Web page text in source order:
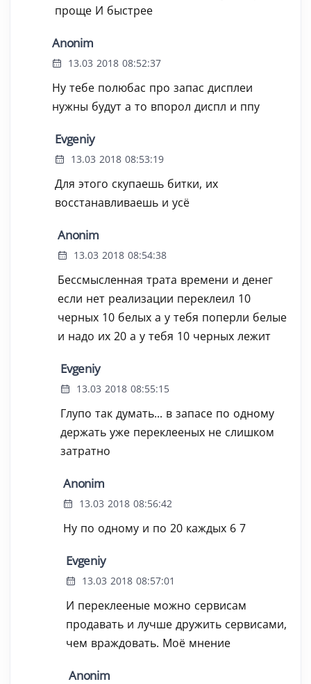
проще И быстрее
Anonim
13.03 2018 08:52:37
Ну тебе полюбас про запас дисплеи
нужны будут а то впорол диспл и ппу
Evgeniy
13.03 2018 08:53:19
Для этого скупаешь битки, их
восстанавливаешь и усё
Anonim
13.03 2018 08:54:38
Бессмысленная трата времени и денег
если нет реализации переклеил 10
черных 10 белых а у тебя поперли белые
и надо их 20 а у тебя 10 черных лежит
Evgeniy
13.03 2018 08:55:15
Глупо так думать... в запасе по одному
держать уже переклееных не слишком
затратно
Anonim
13.03 2018 08:56:42
Ну по одному и по 20 каждых 6 7
Evgeniy
13.03 2018 08:57:01
И переклееные можно сервисам
продавать и лучше дружить сервисами,
чем враждовать. Моё мнение
Anonim